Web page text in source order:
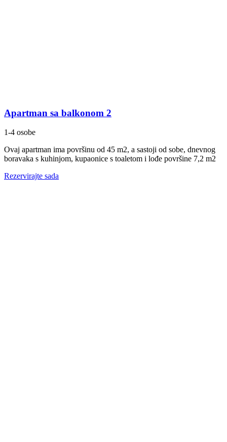
Apartman sa balkonom 2
1-4 osobe
Ovaj apartman ima površinu od 45 m2, a sastoji od sobe, dnevnog
boravaka s kuhinjom, kupaonice s toaletom i lođe površine 7,2 m2
Rezervirajte sada